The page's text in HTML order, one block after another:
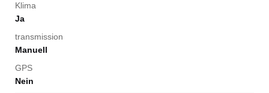
Klima
Ja
transmission
Manuell
GPS
Nein